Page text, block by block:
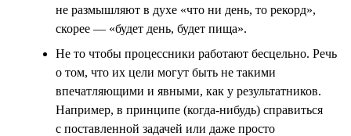
не размышляют в духе «что ни день, то рекорд»,
скорее — «будет день, будет пища».
Не то чтобы процессники работают бесцельно. Речь
о том, что их цели могут быть не такими
впечатляющими и явными, как у результатников.
Например, в принципе (когда-нибудь) справиться
с поставленной задачей или даже просто